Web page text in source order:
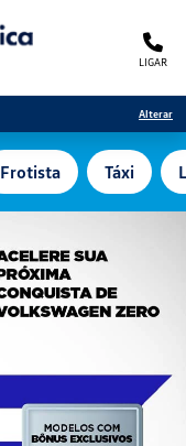
LIGAR
Alterar
Frotista Táxi